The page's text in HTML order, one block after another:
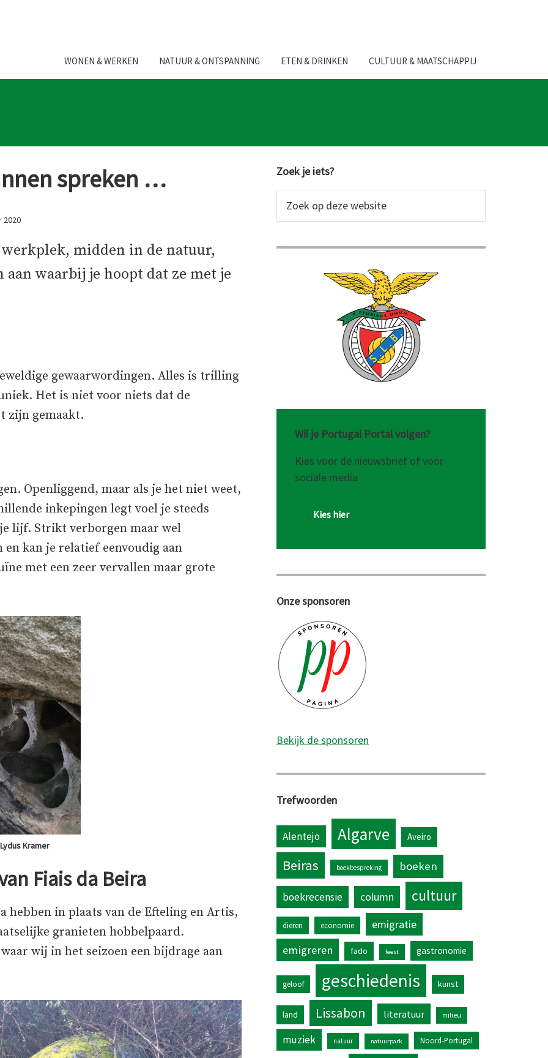
WONEN & WERKEN NATUUR & ONTSPANNING ETEN & DRINKEN CULTUUR & MAATSCHAPPIJ
spreken …
midden in de natuur,
waarbij je hoopt dat ze met je
gewaarwordingen. Alles is trilling
Het is niet voor niets dat de
zijn gemaakt.
Openliggend, maar als je het niet weet,
inkepingen legt voel je steeds
lijf. Strikt verborgen maar wel
kan je relatief eenvoudig aan
met een zeer vervallen maar grote
Kramer
Fiais da Beira
hebben in plaats van de Efteling en Artis,
granieten hobbelpaard.
wij in het seizoen een bijdrage aan
Primaire
Sidebar
Zoek je iets?
op
website
Wil je Portugal Portal volgen?
Kies voor de nieuwsbrief of voor
sociale media
Kies hier
Onze sponsoren
Bekijk de sponsoren
Trefwoorden
Alentejo Algarve Aveiro
Beiras boekbespreking boeken
boekrecensie column cultuur
dieren economie
emigratie
emigreren
fado feest gastronomie
geloof geschiedenis kunst
land Lissabon literatuur milieu
muziek natuur natuurpark Noord-Portugal